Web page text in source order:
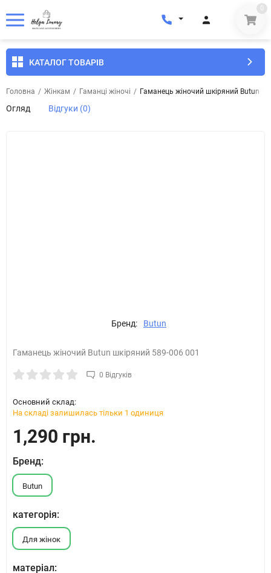
0
КАТАЛОГ ТОВАРІВ
Головна / Жінкам / Гаманці жіночі / Гаманець жіночий шкіряний Butun
Огляд Відгуки (0)
Бренд: Butun
Гаманець жіночий Butun шкіряний 589-006 001
0 Відгуків
Основний склад:
На складі залишилась тільки 1 одиниця
1,290 грн.
Бренд:
Butun
категорія:
Для жінок
матеріал: